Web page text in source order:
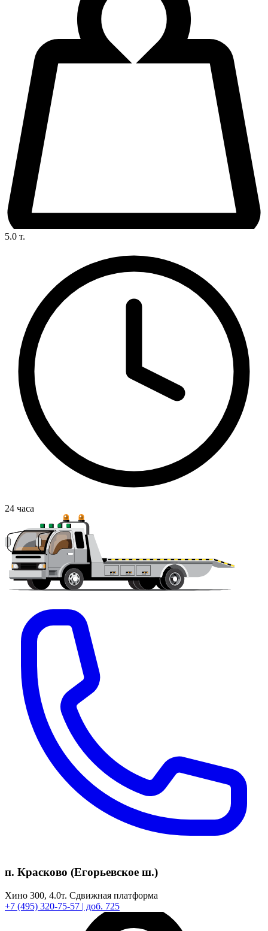
5.0 т.
24 часа
п. Красково (Егорьевское ш.)
Хино 300, 4.0т. Сдвижная платформа
+7 (495) 320-75-57 | доб. 725